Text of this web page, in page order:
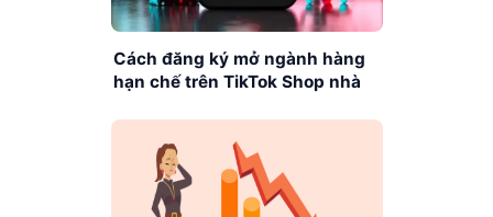
Cách đăng ký mở ngành hàng
hạn chế trên TikTok Shop nhà